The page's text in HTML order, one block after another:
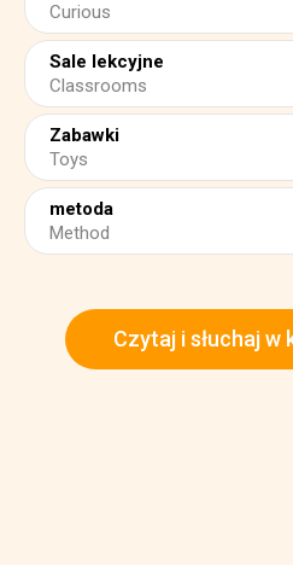
Curious
Sale lekcyjne
Classrooms
Zabawki
Toys
metoda
Method
Czytaj i słuchaj w